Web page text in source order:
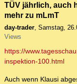
TÜV jährlich, auch
mehr zu mLmT
day-trader, Samstag,
Views
https://
inspektion-100.html
Auch wenn Klausi